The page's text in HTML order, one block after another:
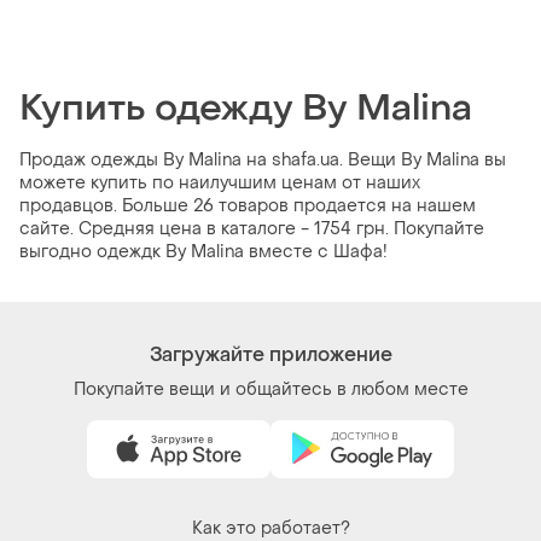
Купить одежду By Malina
Продаж одежды By Malina на shafa.ua. Вещи By Malina вы
можете купить по наилучшим ценам от наших
продавцов. Больше 26 товаров продается на нашем
сайте. Средняя цена в каталоге - 1754 грн. Покупайте
выгодно одеждк By Malina вместе с Шафа!
Загружайте приложение
Покупайте вещи и общайтесь в любом месте
Как это работает?